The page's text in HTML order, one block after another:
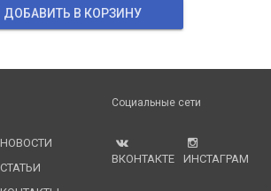
ДОБАВИТЬ В КОРЗИНУ
НОВОСТИ
СТАТЬИ
Социальные сети
ВКОНТАКТЕ ИНСТАГРАМ